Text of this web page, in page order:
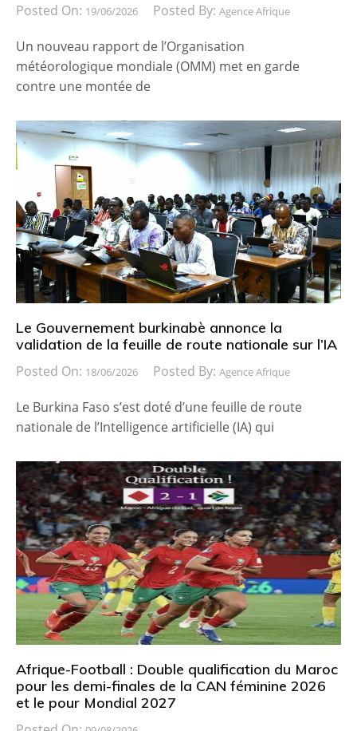
Posted On: 19/06/2026 Posted By: Agence Afrique
Un nouveau rapport de l’Organisation
météorologique mondiale (OMM) met en garde
contre une montée de
Le Gouvernement burkinabè annonce la
validation de la feuille de route nationale sur l’IA
Posted On: 18/06/2026 Posted By: Agence Afrique
Le Burkina Faso s’est doté d’une feuille de route
nationale de l’Intelligence artificielle (IA) qui
Afrique-Football : Double qualification du Maroc
pour les demi-finales de la CAN féminine 2026
et le pour Mondial 2027